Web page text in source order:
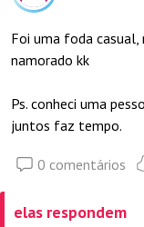
Foi uma foda casual,
namorado kk
Ps. conheci uma
juntos faz tempo.
0 comentários
elas respondem